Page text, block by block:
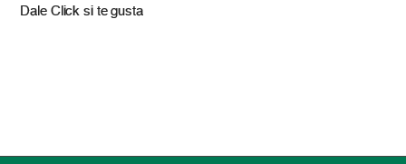
Dale Click si te gusta